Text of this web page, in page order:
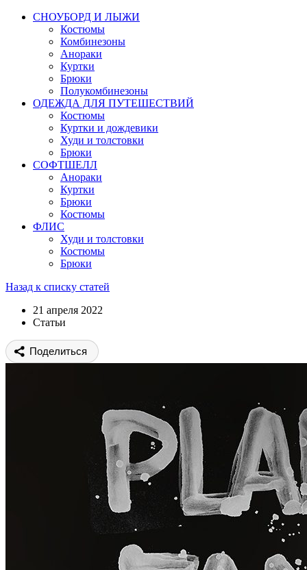
СНОУБОРД И ЛЫЖИ
Костюмы
Комбинезоны
Анораки
Куртки
Брюки
Полукомбинезоны
ОДЕЖДА ДЛЯ ПУТЕШЕСТВИЙ
Костюмы
Куртки и дождевики
Худи и толстовки
Брюки
СОФТШЕЛЛ
Анораки
Куртки
Брюки
Костюмы
ФЛИС
Худи и толстовки
Костюмы
Брюки
Назад к списку статей
21 апреля 2022
Статьи
Поделиться